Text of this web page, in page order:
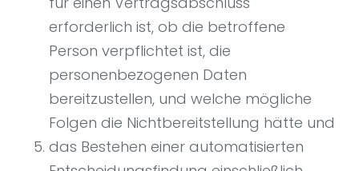
erforderlich ist, ob die betroffene
Person verpflichtet ist, die
personenbezogenen Daten
bereitzustellen, und welche mögliche
Folgen die Nichtbereitstellung hätte und
das Bestehen einer automatisierten